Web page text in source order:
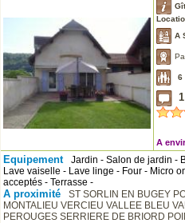
A
6
1
A
Equipement
Jardin - Salon de jardin -
Lave vaiselle - Lave linge - Four - Micro
acceptés - Terrasse -
A proximité ST SORLIN EN BUGEY
MONTALIEU VERCIEU VALLEE BLEU
PEROUGES SERRIERE DE BRIORD